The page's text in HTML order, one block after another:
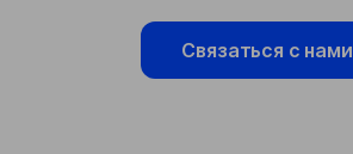
Связаться с нами